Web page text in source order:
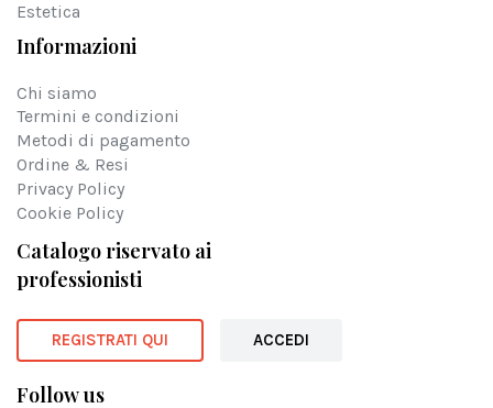
Catalogo riservato ai
professionisti
REGISTRATI QUI ACCEDI
Estetica
Informazioni
Chi siamo
Termini e condizioni
Metodi di pagamento
Ordine & Resi
Privacy Policy
Cookie Policy
Follow us